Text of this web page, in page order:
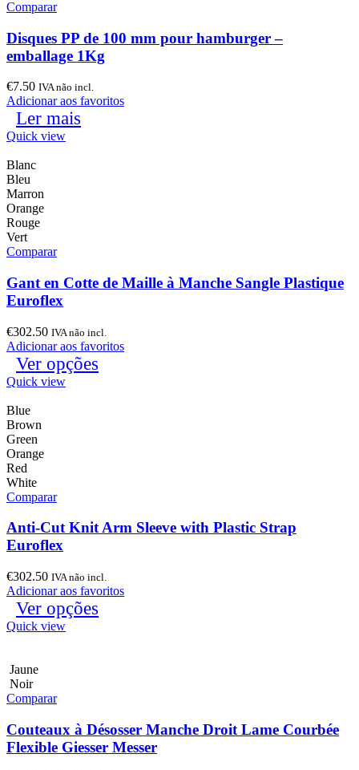
Comparar
Disques PP de 100 mm pour hamburger –
emballage 1Kg
€7.50 IVA não incl.
Adicionar aos favoritos
Ler mais
Quick view
Blanc
Bleu
Marron
Orange
Rouge
Vert
Comparar
Gant en Cotte de Maille à Manche Sangle Plastique
Euroflex
€302.50 IVA não incl.
Adicionar aos favoritos
Ver opções
Quick view
Blue
Brown
Green
Orange
Red
White
Comparar
Anti-Cut Knit Arm Sleeve with Plastic Strap
Euroflex
€302.50 IVA não incl.
Adicionar aos favoritos
Ver opções
Quick view
Jaune
Noir
Comparar
Couteaux à Désosser Manche Droit Lame Courbée
Flexible Giesser Messer